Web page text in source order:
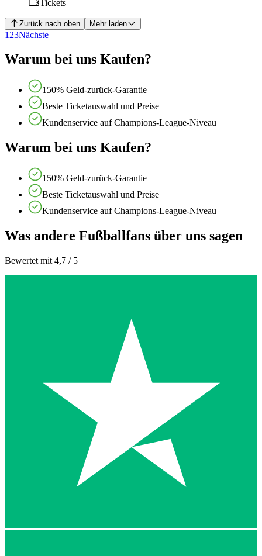
Tickets
Zurück nach oben Mehr laden
1 23Nächste
Warum bei uns Kaufen?
150% Geld-zurück-Garantie
Beste Ticketauswahl und Preise
Kundenservice auf Champions-League-Niveau
Warum bei uns Kaufen?
150% Geld-zurück-Garantie
Beste Ticketauswahl und Preise
Kundenservice auf Champions-League-Niveau
Was andere Fußballfans über uns sagen
Bewertet mit 4,7 / 5